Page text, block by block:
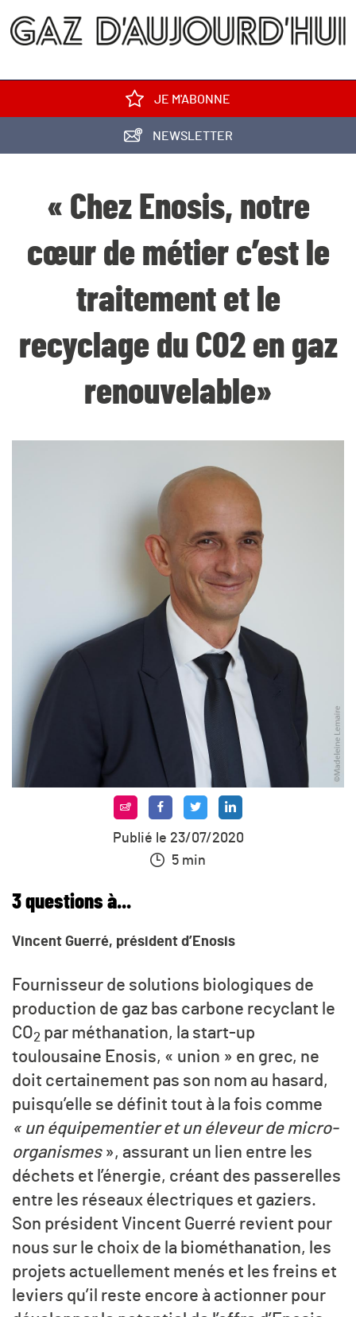
JE M'ABONNE
NEWSLETTER
« Chez Enosis, notre
cœur de métier c’est le
traitement et le
recyclage du CO2 en gaz
renouvelable»
Publié le 23/07/2020
5 min
3questions à...
Vincent Guerré, président d’Enosis
Fournisseur de solutions biologiques de
production de gaz bas carbone recyclant le
CO2 par méthanation, la start-up
toulousaine Enosis, « union » en grec, ne
doit certainement pas son nom au hasard,
puisqu’elle se définit tout à la fois comme
« un équipementier et un éleveur de micro-
organismes», assurant un lien entre les
déchets et l’énergie, créant des passerelles
entre les réseaux électriques et gaziers.
Son président Vincent Guerré revient pour
nous sur le choix de la biométhanation, les
projets actuellement menés et les freins et
leviers qu’il reste encore à actionner pour